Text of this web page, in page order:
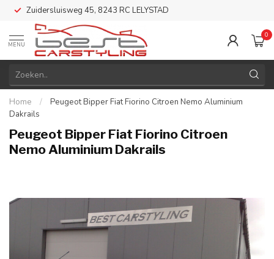
Zuidersluisweg 45, 8243 RC LELYSTAD
MENU
0
Home /
Peugeot Bipper Fiat Fiorino Citroen Nemo Aluminium
Dakrails
Peugeot Bipper Fiat Fiorino Citroen
Nemo Aluminium Dakrails